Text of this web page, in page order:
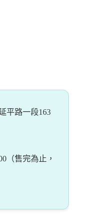
平路一段163
（售完為止，